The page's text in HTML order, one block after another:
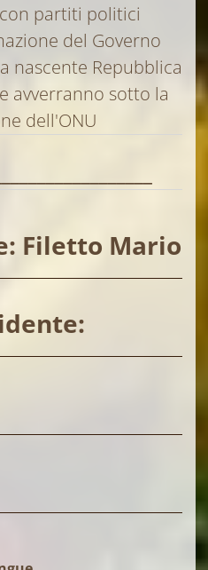
partiti politici
del Governo
nascente Repubblica
avverranno sotto la
dell'ONU
Filetto Mario